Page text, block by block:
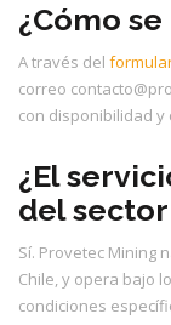
¿Cómo
A través del
correo
con disponibilidad y
¿El
del
Sí. Provetec Mining
Chile, y opera bajo
condiciones